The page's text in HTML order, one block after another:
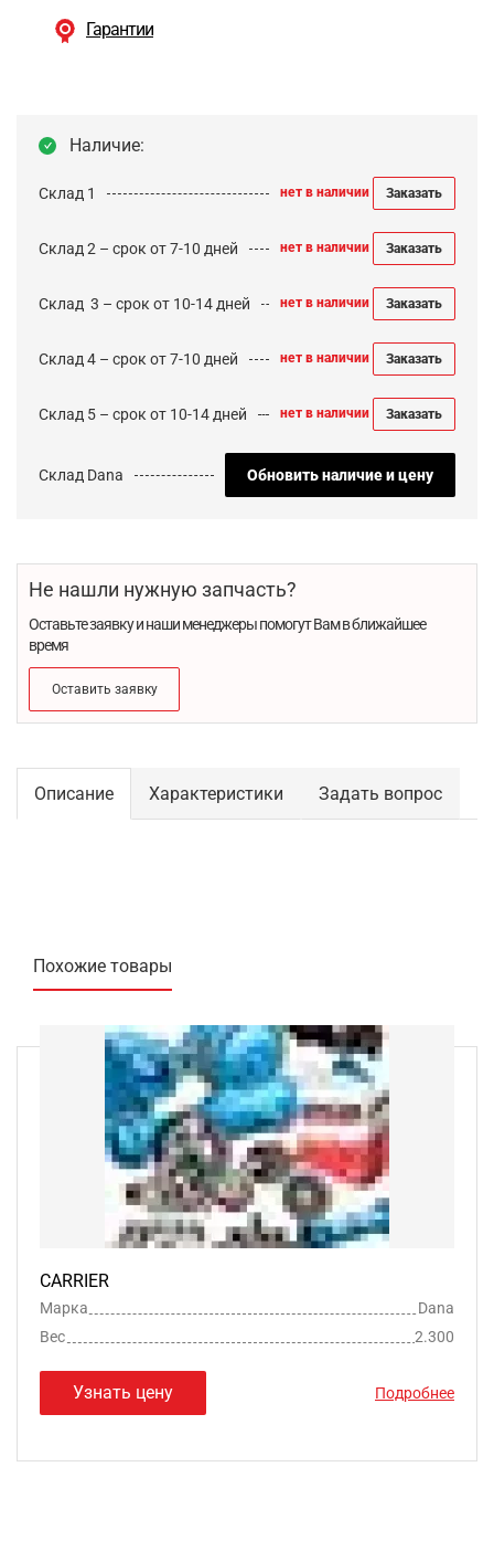
Гарантии
Наличие:
Склад 1 нет в наличии Заказать
Склад 2 – срок от 7-10 дней нет в наличии Заказать
Cклад 3 – срок от 10-14 дней нет в наличии Заказать
Склад 4 – срок от 7-10 дней нет в наличии Заказать
Склад 5 – срок от 10-14 дней нет в наличии Заказать
Склад Dana Обновить наличие и цену
Не нашли нужную запчасть?
Оставьте заявку и наши менеджеры помогут Вам в ближайшее
время
Оставить заявку
Описание Характеристики Задать вопрос
Похожие товары
CARRIER
Марка
Dana
Вес
2.300
Узнать цену Подробнее